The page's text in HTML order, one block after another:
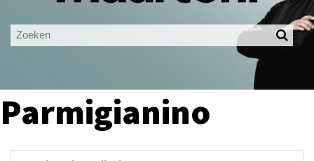
Ingelogd blijven
LOGIN
Parmigianino